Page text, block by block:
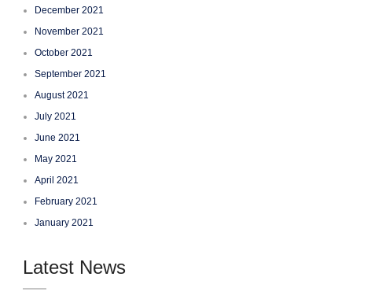
December 2021
November 2021
October 2021
September 2021
August 2021
July 2021
June 2021
May 2021
April 2021
February 2021
January 2021
Latest News